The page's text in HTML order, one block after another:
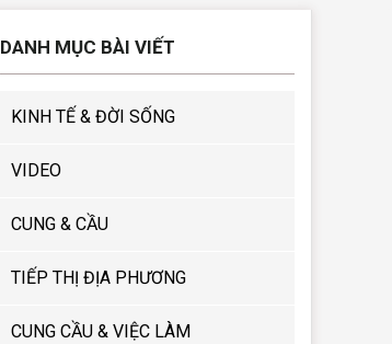
DANH MỤC BÀI VIẾT
KINH TẾ & ĐỜI SỐNG
VIDEO
CUNG & CẦU
TIẾP THỊ ĐỊA PHƯƠNG
CUNG CẦU & VIỆC LÀM